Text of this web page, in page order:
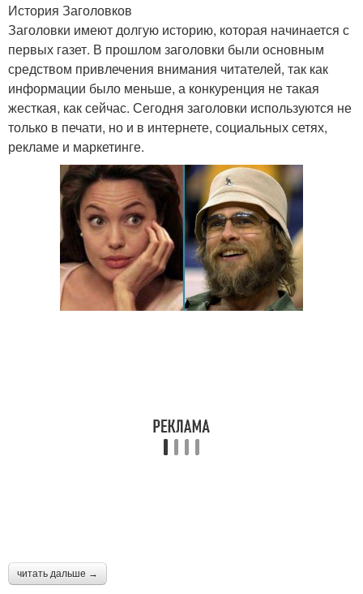
История Заголовков
Заголовки имеют долгую историю, которая начинается с
первых газет. В прошлом заголовки были основным
средством привлечения внимания читателей, так как
информации было меньше, а конкуренция не такая
жесткая, как сейчас. Сегодня заголовки используются не
только в печати, но и в интернете, социальных сетях,
рекламе и маркетинге.
читать дальше →